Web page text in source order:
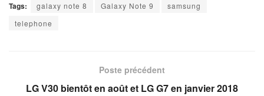
Tags: galaxy note 8 Galaxy Note 9
samsung
telephone
Poste précédent
LG V30 bientôt en août et LG G7 en janvier 2018